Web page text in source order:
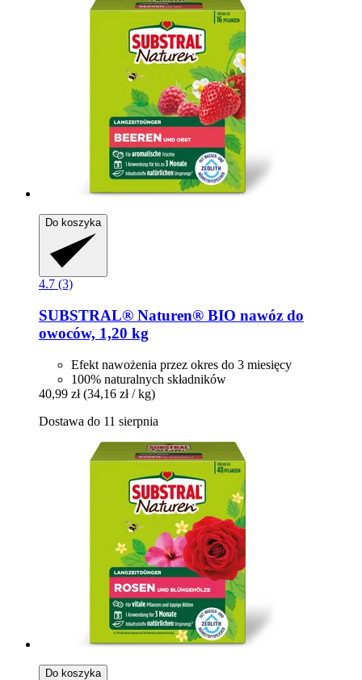
Do koszyka
4.7 (3)
SUBSTRAL® Naturen® BIO nawóz do
owoców, 1,20 kg
Efekt nawożenia przez okres do 3 miesięcy
100% naturalnych składników
40,99 zł (34,16 zł / kg)
Dostawa do 11 sierpnia
Do koszyka